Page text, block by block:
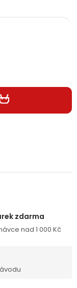
účet Kontakt
zdarma
nad 1 000 Kč